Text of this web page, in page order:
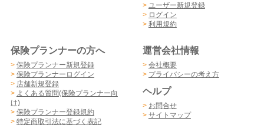
> ユーザー新規登録
> ログイン
> 利用規約
保険プランナーの方へ
> 保険プランナー新規登録
> 保険プランナーログイン
> 店舗新規登録
> よくある質問(保険プランナー向
け)
> 保険プランナー登録規約
> 特定商取引法に基づく表記
運営会社情報
> 会社概要
> プライバシーの考え方
ヘルプ
> お問合せ
> サイトマップ